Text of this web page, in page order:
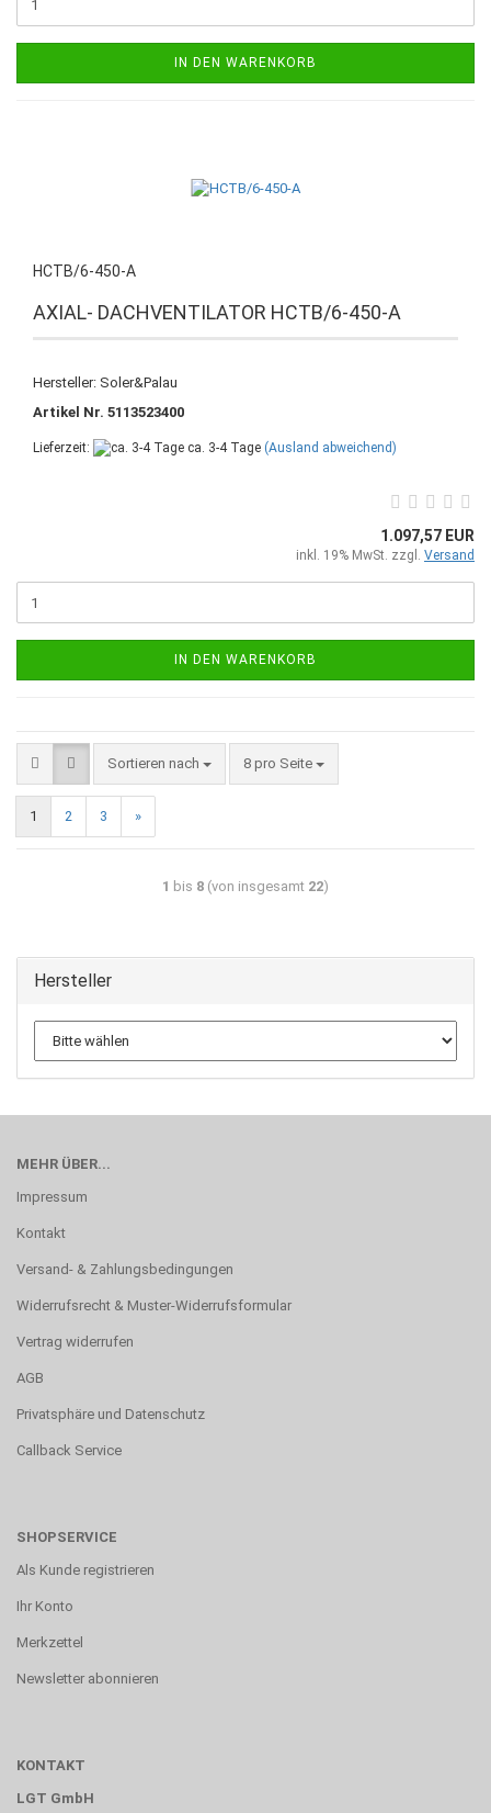
IN DEN WARENKORB
HCTB/6-450-A
AXIAL- DACHVENTILATOR HCTB/6-450-A
Hersteller: Soler&Palau
Artikel Nr. 5113523400
Lieferzeit: ca. 3-4 Tage (Ausland abweichend)
1.097,57 EUR
inkl. 19% MwSt. zzgl. Versand
IN DEN WARENKORB
Sortieren nach 8 pro Seite
1 2 3 »
1 bis 8 (von insgesamt 22)
Hersteller
MEHR ÜBER...
Impressum
Kontakt
Versand- & Zahlungsbedingungen
Widerrufsrecht & Muster-Widerrufsformular
Vertrag widerrufen
AGB
Privatsphäre und Datenschutz
Callback Service
SHOPSERVICE
Als Kunde registrieren
Ihr Konto
Merkzettel
Newsletter abonnieren
KONTAKT
LGT GmbH